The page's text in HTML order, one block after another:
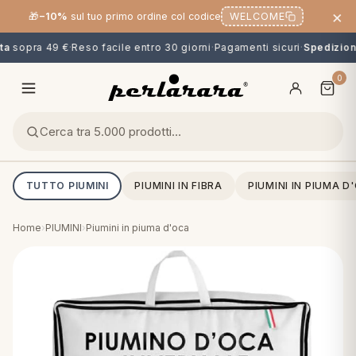
🎁−10% sul tuo primo ordine col codice WELCOME ×
sopra 49 € ·Reso facile entro 30 giorni·Pagamenti sicuri·
0
TUTTO PIUMINI PIUMINI IN FIBRA PIUMINI IN PIUMA
& CUSCINI
CALCIO & CARTOONS
Home›PIUMINI›Piumini in piuma d'oca